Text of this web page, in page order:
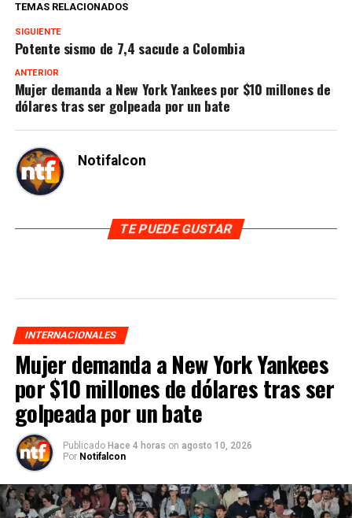
TEMAS RELACIONADOS
SIGUIENTE
Potente sismo de 7,4 sacude a Colombia
ANTERIOR
Mujer demanda a New York Yankees por $10 millones de
dólares tras ser golpeada por un bate
Notifalcon
TE PUEDE GUSTAR
INTERNACIONALES
Mujer demanda a New York Yankees
por $10 millones de dólares tras ser
golpeada por un bate
Publicado Hace 4 horas on agosto 10, 2026
Por Notifalcon